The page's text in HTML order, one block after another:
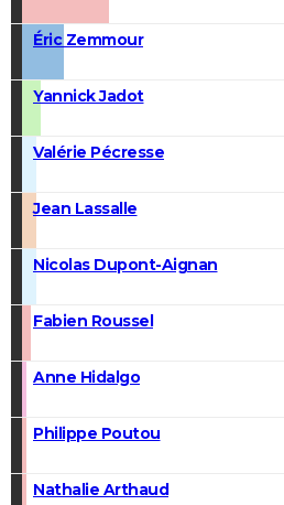
Éric Zemmour
Yannick Jadot
Valérie Pécresse
Jean Lassalle
Nicolas Dupont-Aignan
Fabien Roussel
Anne Hidalgo
Philippe Poutou
Nathalie Arthaud